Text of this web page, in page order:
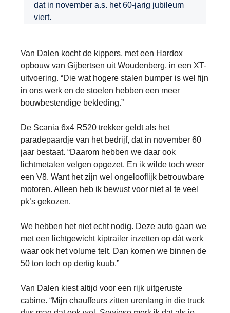
dat in november a.s. het 60-jarig jubileum
viert.
Van Dalen kocht de kippers, met een Hardox
opbouw van Gijbertsen uit Woudenberg, in een XT-
uitvoering. “Die wat hogere stalen bumper is wel fijn
in ons werk en de stoelen hebben een meer
bouwbestendige bekleding.”
De Scania 6x4 R520 trekker geldt als het
paradepaardje van het bedrijf, dat in november 60
jaar bestaat. “Daarom hebben we daar ook
lichtmetalen velgen opgezet. En ik wilde toch weer
een V8. Want het zijn wel ongelooflijk betrouwbare
motoren. Alleen heb ik bewust voor niet al te veel
pk’s gekozen.
We hebben het niet echt nodig. Deze auto gaan we
met een lichtgewicht kiptrailer inzetten op dát werk
waar ook het volume telt. Dan komen we binnen de
50 ton toch op dertig kuub.”
Van Dalen kiest altijd voor een rijk uitgeruste
cabine. “Mijn chauffeurs zitten urenlang in die truck